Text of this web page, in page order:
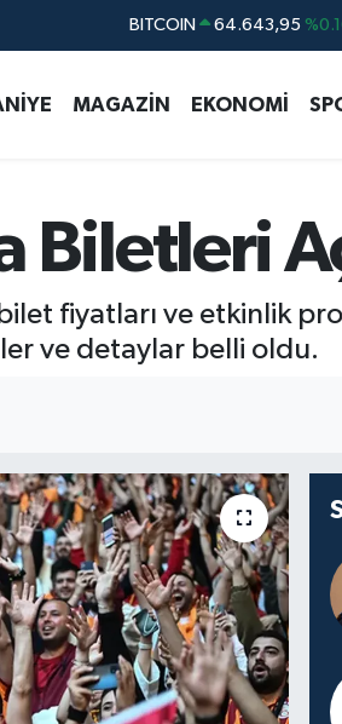
DOLAR 47,6006
STERLİN 64,2398
BITCOIN 64.643,95
MAGAZİN EKONOMİ
Biletleri
fiyatları ve etkinlik
ve detaylar belli oldu.